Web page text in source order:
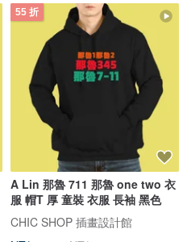
55 折
A Lin 那魯 711 那魯 one two 衣
服 帽T 厚 童裝 衣服 長袖 黑色
CHIC SHOP 插畫設計館